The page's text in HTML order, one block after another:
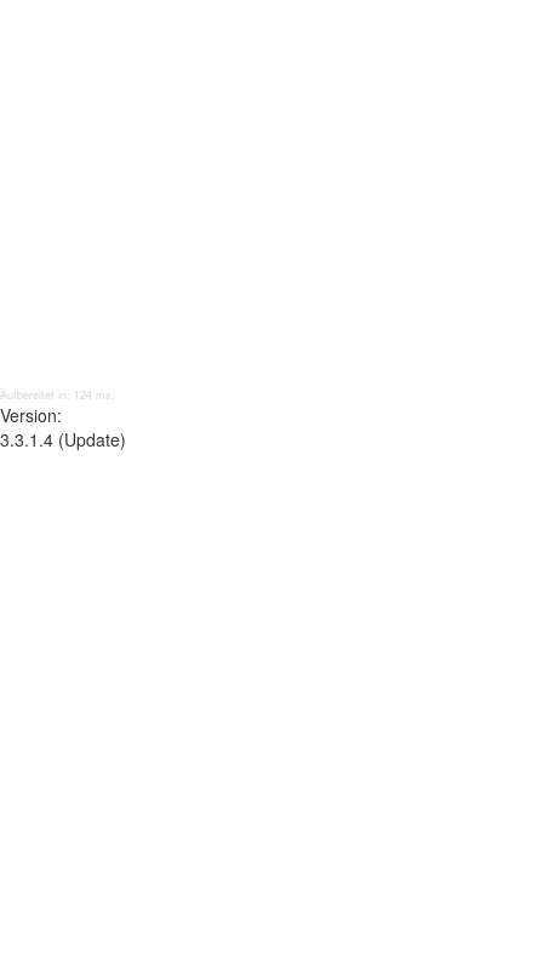
Aufbereitet in: 124 ms;
Version:
3.3.1.4 (Update)